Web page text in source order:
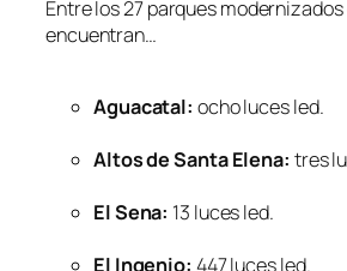
Entre los 27 parques
encuentran…
Aguacatal: ocho luces led.
Altos de Santa Elena: tres
El Sena: 13 luces led.
El Ingenio: 447 luces led.